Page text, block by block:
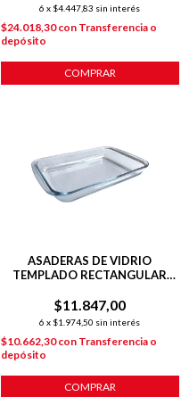
6 x $4.447,83 sin interés
$24.018,30con Transferencia o
depósito
COMPRAR
ASADERAS DE VIDRIO
TEMPLADO RECTANGULAR
$11.847,00
6 x $1.974,50 sin interés
$10.662,30con Transferencia o
depósito
COMPRAR